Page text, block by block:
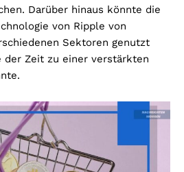
Darüber hinaus könnte die
von Ripple von
Sektoren genutzt
der Zeit zu einer verstärkten